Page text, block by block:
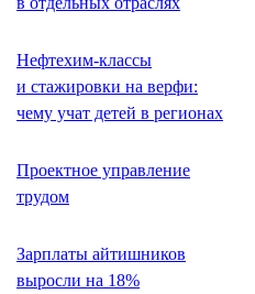
Нефтехим-классы
и стажировки на верфи:
чему учат детей в регионах
Проектное управление
трудом
Зарплаты айтишников
выросли на 18%